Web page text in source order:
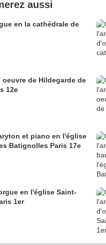
aussi
en la cathédrale de
oeuvre de Hildegarde de
12e
et piano en l'église
Batignolles Paris 17e
en l'église Saint-
1er